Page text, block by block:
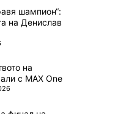
шампион“:
на Денислав
на
с MAX One